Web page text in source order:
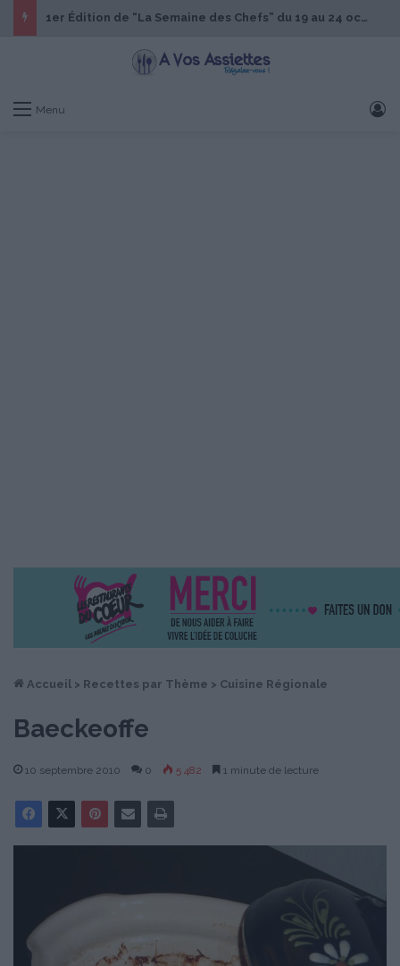
1er Édition de “La Semaine des Chefs” du 19 au 24 octobre 2026
Menu
Accueil > Recettes par Thème > Cuisine Régionale
Baeckeoffe
10 septembre 2010 0 5 482 1 minute de lecture